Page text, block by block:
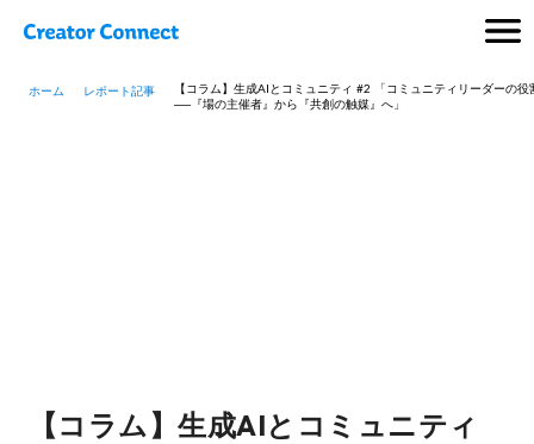
ホーム レポート記事
【コラム】生成AIとコミュニティ #2 「コミュニティリーダーの
──『場の主催者』から『共創の触媒』へ」
【コラム】生成AIとコミュニティ